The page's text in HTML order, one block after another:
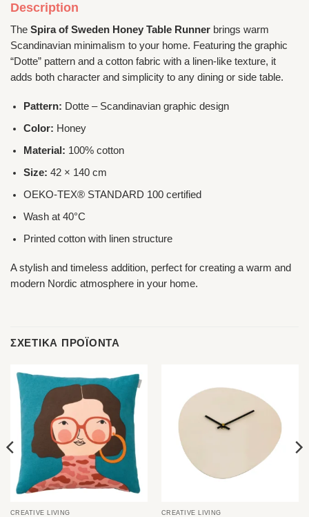
Description
The Spira of Sweden Honey Table Runner brings warm
Scandinavian minimalism to your home. Featuring the graphic
“Dotte” pattern and a cotton fabric with a linen-like texture, it
adds both character and simplicity to any dining or side table.
Pattern: Dotte – Scandinavian graphic design
Color: Honey
Material: 100% cotton
Size: 42 × 140 cm
OEKO-TEX® STANDARD 100 certified
Wash at 40°C
Printed cotton with linen structure
A stylish and timeless addition, perfect for creating a warm and
modern Nordic atmosphere in your home.
ΣΧΕΤΙΚΆ ΠΡΟΪΌΝΤΑ
CREATIVE LIVING CREATIVE LIVING